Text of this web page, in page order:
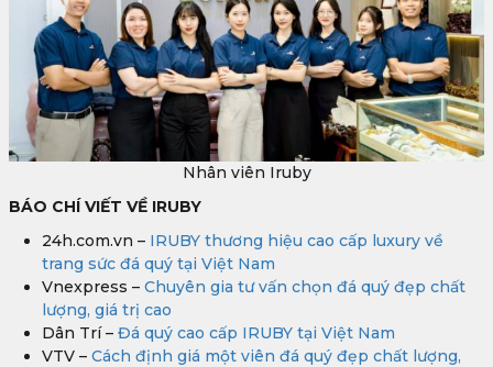
Nhân viên Iruby
BÁO CHÍ VIẾT VỀ IRUBY
24h.com.vn – IRUBY thương hiệu cao cấp luxury về
trang sức đá quý tại Việt Nam
Vnexpress – Chuyên gia tư vấn chọn đá quý đẹp chất
lượng, giá trị cao
Dân Trí – Đá quý cao cấp IRUBY tại Việt Nam
VTV – Cách định giá một viên đá quý đẹp chất lượng,